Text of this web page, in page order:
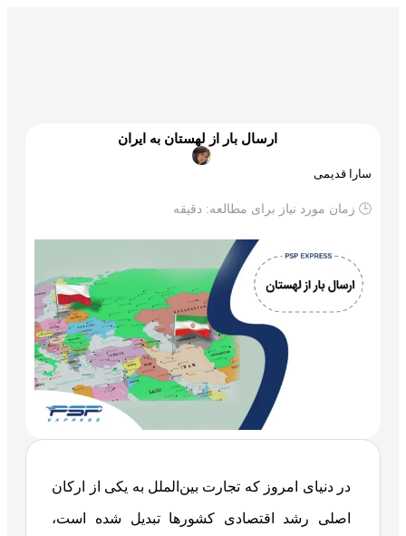
ارسال بار از لهستان به ایران
سارا قدیمی
🕒 زمان مورد نیاز برای مطالعه: دقیقه
در دنیای امروز که تجارت بین‌الملل به یکی از ارکان
اصلی رشد اقتصادی کشورها تبدیل شده است،